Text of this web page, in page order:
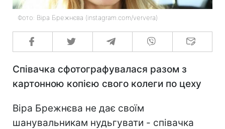
Фото: Віра Брежнєва (instagram.com/ververa)
Співачка сфотографувалася разом з
картонною копією свого колеги по цеху
Віра Брежнєва не дає своїм
шанувальникам нудьгувати - співачка